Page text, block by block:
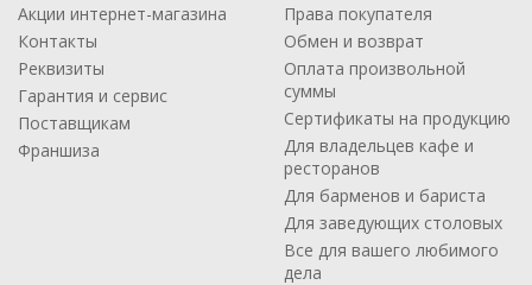
Акции интернет-магазина
Контакты
Реквизиты
Гарантия и сервис
Поставщикам
Франшиза
Права покупателя
Обмен и возврат
Оплата произвольной
суммы
Сертификаты на продукцию
Для владельцев кафе и
ресторанов
Для барменов и бариста
Для заведующих столовых
Все для вашего любимого
дела